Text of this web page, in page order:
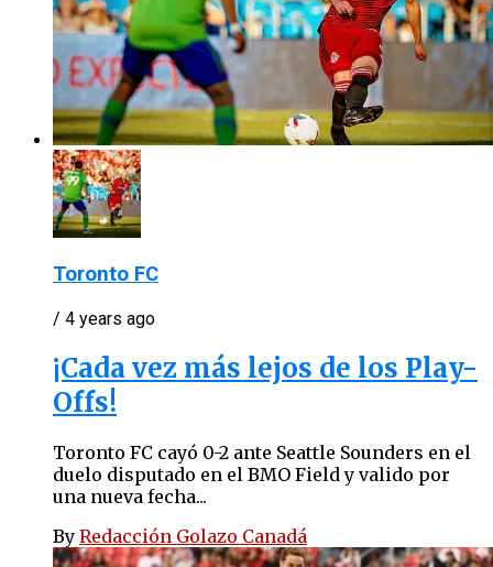
Toronto FC
/ 4 years ago
¡Cada vez más lejos de los Play-
Offs!
Toronto FC cayó 0-2 ante Seattle Sounders en el
duelo disputado en el BMO Field y valido por
una nueva fecha...
By Redacción Golazo Canadá